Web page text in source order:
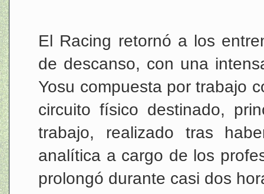
El Racing retornó a los
de descanso, con una
Yosu compuesta por trabajo
circuito físico destinado,
trabajo, realizado tras
analítica a cargo de los
prolongó durante casi dos